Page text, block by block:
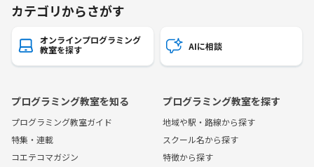
カテゴリからさがす
オンラインプログラミング
教室を探す
AIに相談
プログラミング教室を知る
プログラミング教室ガイド
特集・連載
コエテコマガジン
プログラミング教室を探す
地域や駅・路線から探す
スクール名から探す
特徴から探す